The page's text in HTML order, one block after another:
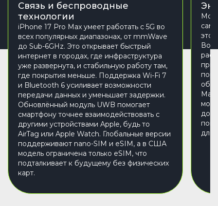
Связь и беспроводные
технологии
iPhone 17 Pro Max умеет работать с 5G во
всех популярных диапазонах, от mmWave
до Sub-6GHz. Это открывает быстрый
интернет в городах, где инфраструктура
уже развернута, и стабильную работу там,
где покрытия меньше. Поддержка Wi-Fi 7
и Bluetooth 6 усиливает возможности
передачи данных и уменьшает задержки.
Обновлённый модуль UWB помогает
смартфону точнее взаимодействовать с
другими устройствами Apple, будь то
AirTag или Apple Watch. Глобальные версии
поддерживают nano-SIM и eSIM, а в США
модель ограничена только eSIM, что
подталкивает к будущему без физических
карт.
это
для